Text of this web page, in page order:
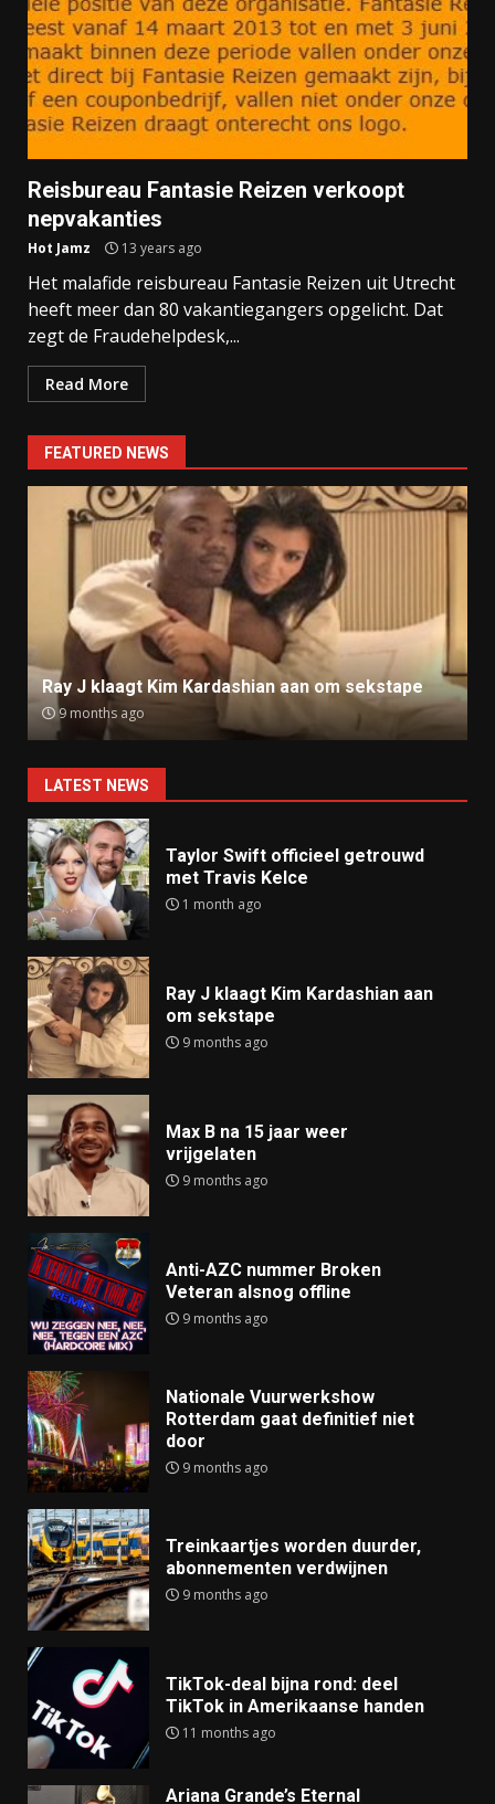
Reisbureau Fantasie Reizen verkoopt
nepvakanties
Hot Jamz 13 years ago
Het malafide reisbureau Fantasie Reizen uit Utrecht
heeft meer dan 80 vakantiegangers opgelicht. Dat
zegt de Fraudehelpdesk,...
Read More
FEATURED NEWS
Ray J klaagt Kim Kardashian aan om sekstape
9 months ago
LATEST NEWS
Taylor Swift officieel getrouwd
met Travis Kelce
1 month ago
Ray J klaagt Kim Kardashian aan
om sekstape
9 months ago
Max B na 15 jaar weer
vrijgelaten
9 months ago
Anti-AZC nummer Broken
Veteran alsnog offline
9 months ago
Nationale Vuurwerkshow
Rotterdam gaat definitief niet
door
9 months ago
Treinkaartjes worden duurder,
abonnementen verdwijnen
9 months ago
TikTok-deal bijna rond: deel
TikTok in Amerikaanse handen
11 months ago
Ariana Grande’s Eternal